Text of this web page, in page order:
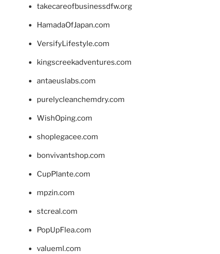
takecareofbusinessdfw.org
HamadaOfJapan.com
VersifyLifestyle.com
kingscreekadventures.com
antaeuslabs.com
purelycleanchemdry.com
WishOping.com
shoplegacee.com
bonvivantshop.com
CupPlante.com
mpzin.com
stcreal.com
PopUpFlea.com
valueml.com